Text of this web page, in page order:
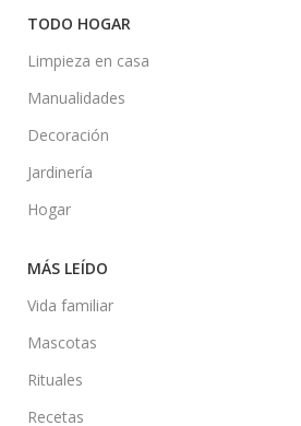
TODO HOGAR
Limpieza en casa
Manualidades
Decoración
Jardinería
Hogar
MÁS LEÍDO
Vida familiar
Mascotas
Rituales
Recetas